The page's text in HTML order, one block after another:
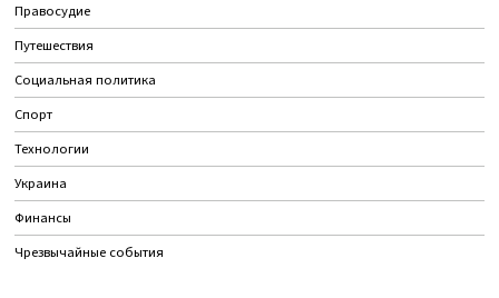
Правосудие
Путешествия
Социальная политика
Спорт
Технологии
Украина
Финансы
Чрезвычайные события